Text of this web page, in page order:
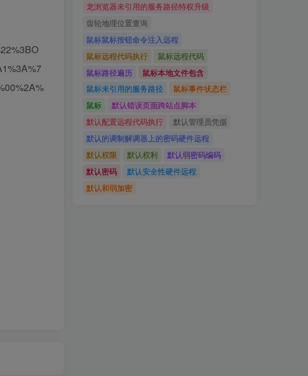
龙浏览器未引用的服务路径特权升级
齿轮地理位置查询
鼠标鼠标按钮命令注入远程
鼠标远程代码执行
鼠标远程代码
鼠标路径遍历
鼠标本地文件包含
鼠标未引用的服务路径
鼠标事件状态栏
鼠标
默认错误页面跨站点脚本
默认配置远程代码执行
默认管理员凭据
默认的调制解调器上的密码硬件远程
默认权限
默认权利
默认弱密码编码
默认密码
默认安全性硬件远程
默认和弱加密